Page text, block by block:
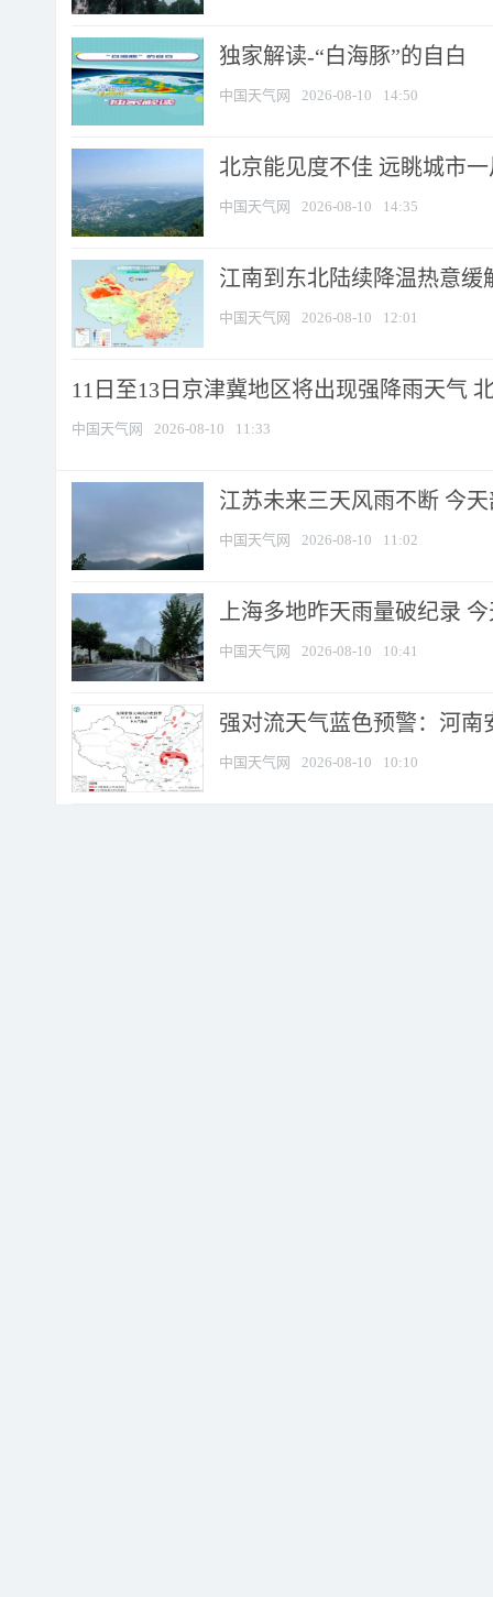
​独家解读-“白海豚”的自白
中国天气网 2026-08-10 14:50
北京能见度不佳 远眺城市
中国天气网 2026-08-10 14:35
江南到东北陆续降温热意缓
中国天气网 2026-08-10 12:01
11日至13日京津冀地区将出现强降雨天气
中国天气网 2026-08-10 11:33
江苏未来三天风雨不断 今
中国天气网 2026-08-10 11:02
上海多地昨天雨量破纪录
中国天气网 2026-08-10 10:41
强对流天气蓝色预警：河南
中国天气网 2026-08-10 10:10